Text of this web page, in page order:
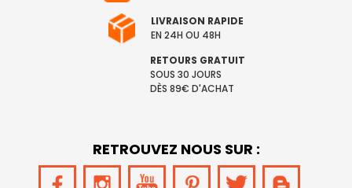
LIVRAISON RAPIDE
EN 24H OU 48H
RETOURS GRATUIT
SOUS 30 JOURS
DÈS 89€ D'ACHAT
RETROUVEZ NOUS SUR :